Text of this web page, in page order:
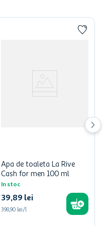
Apa de toaleta La Rive
Cash for men 100 ml
In stoc
39,89 lei
398,90 lei/l